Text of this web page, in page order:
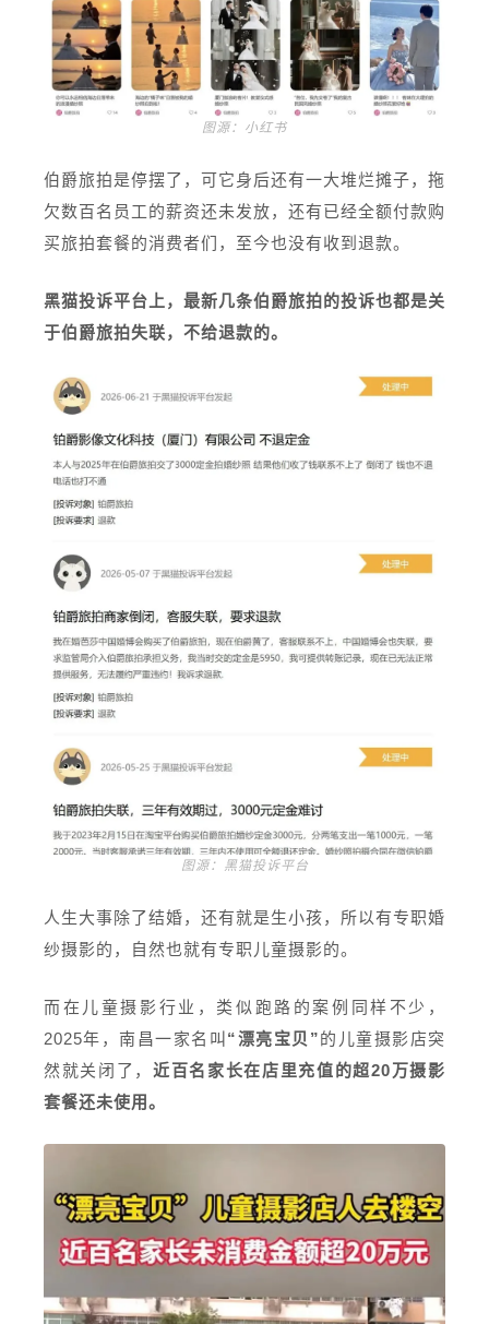
图源：小红书
伯爵旅拍是停摆了，可它身后还有一大堆烂摊子，拖
欠数百名员工的薪资还未发放，还有已经全额付款购
买旅拍套餐的消费者们，至今也没有收到退款。
黑猫投诉平台上，最新几条伯爵旅拍的投诉也都是关
于伯爵旅拍失联，不给退款的。
图源：黑猫投诉平台
人生大事除了结婚，还有就是生小孩，所以有专职婚
纱摄影的，自然也就有专职儿童摄影的。
而在儿童摄影行业，类似跑路的案例同样不少，
2025年，南昌一家名叫 “漂亮宝贝”的儿童摄影店突
然就关闭了， 近百名家长在店里充值的超20万摄影
套餐还未使用。